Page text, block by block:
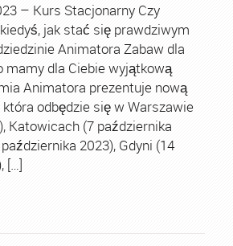
– Kurs Stacjonarny Czy
jak stać się prawdziwym
Animatora Zabaw dla
mamy dla Ciebie wyjątkową
Animatora prezentuje nową
odbędzie się w Warszawie
Katowicach (7 października
2023), Gdyni (14
[…]